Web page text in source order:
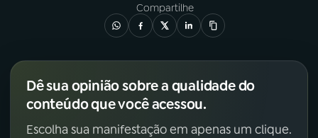
Compartilhe
Dê sua opinião sobre a qualidade do
conteúdo que você acessou.
Escolha sua manifestação em apenas um clique.